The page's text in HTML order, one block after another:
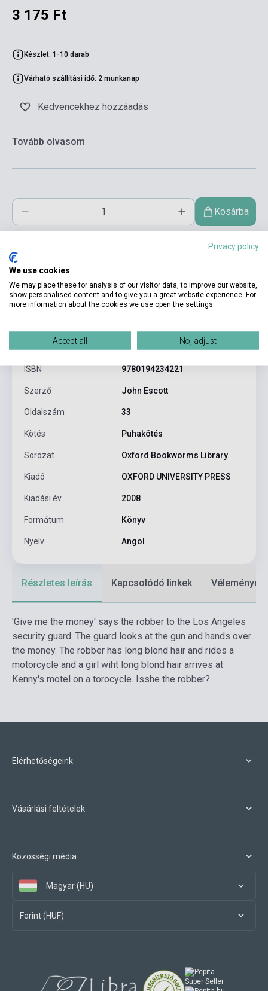
3 175 Ft
Készlet: 1-10 darab
Várható szállítási idő: 2 munkanap
Kedvencekhez hozzáadás
Tovább olvasom
Kosárba
Termékjellemzők
ISBN 9780194234221
Szerző John Escott
Oldalszám 33
Kötés Puhakötés
Sorozat Oxford Bookworms Library
Kiadó OXFORD UNIVERSITY PRESS
Kiadási év 2008
Formátum Könyv
Nyelv Angol
Részletes leírás Kapcsolódó linkek Vélemények
'Give me the money' says the robber to the Los Angeles
security guard. The guard looks at the gun and hands over
the money. The robber has long blond hair and rides a
motorcycle and a girl wiht long blond hair arrives at
Kenny's motel on a torocycle. Isshe the robber?
Elérhetőségeink
Vásárlási feltételek
Közösségi média
Magyar (HU)
Forint (HUF)
Privacy policy
We use cookies
We may place these for analysis of our visitor data, to improve our website,
show personalised content and to give you a great website experience. For
more information about the cookies we use open the settings.
Accept all No, adjust